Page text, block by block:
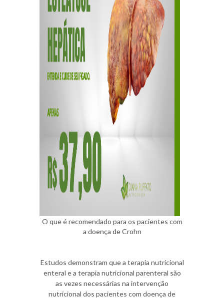
O que é recomendado para os pacientes com
a doença de Crohn
Estudos demonstram que a terapia nutricional
enteral e a terapia nutricional parenteral são
as vezes necessárias na intervenção
nutricional dos pacientes com doença de